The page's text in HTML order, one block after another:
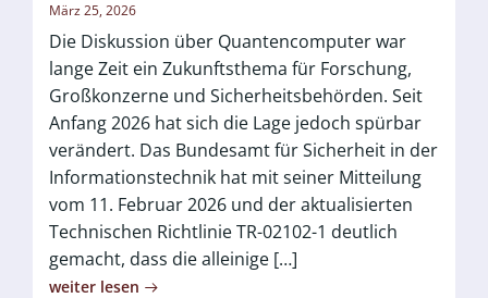
März 25, 2026
Die Diskussion über Quantencomputer war
lange Zeit ein Zukunftsthema für Forschung,
Großkonzerne und Sicherheitsbehörden. Seit
Anfang 2026 hat sich die Lage jedoch spürbar
verändert. Das Bundesamt für Sicherheit in der
Informationstechnik hat mit seiner Mitteilung
vom 11. Februar 2026 und der aktualisierten
Technischen Richtlinie TR-02102-1 deutlich
gemacht, dass die alleinige […]
weiter lesen